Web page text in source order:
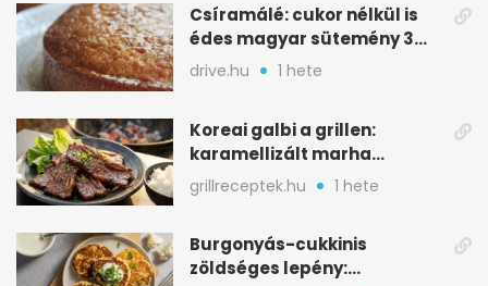
Csíramálé: cukor nélkül is
édes magyar sütemény 3
alapanyagból
drive.hu 1 hete
Koreai galbi a grillen:
karamellizált marha
rövidborda gyorsan
grillreceptek.hu 1 hete
Burgonyás-cukkinis
zöldséges lepény: